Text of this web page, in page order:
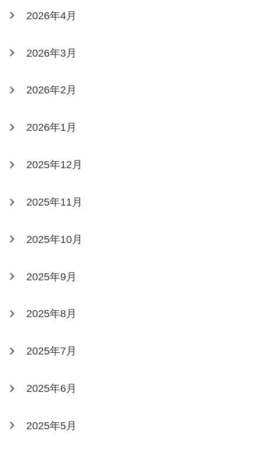
2026年4月
2026年3月
2026年2月
2026年1月
2025年12月
2025年11月
2025年10月
2025年9月
2025年8月
2025年7月
2025年6月
2025年5月